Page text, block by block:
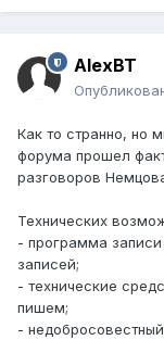
AlexBT
Как то странно, но
форума прошел
разговоров
Технических
- программа записи
записей;
- технические
пишем;
-